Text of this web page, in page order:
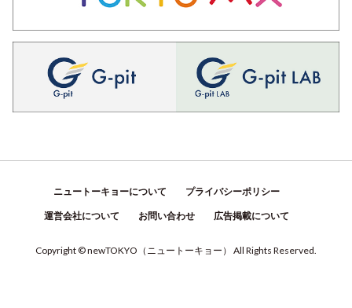
ニュートーキョーについて プライバシーポリシー
運営会社について お問い合わせ 広告掲載について
Copyright © newTOKYO （ ニュートーキョー ） All Rights Reserved.